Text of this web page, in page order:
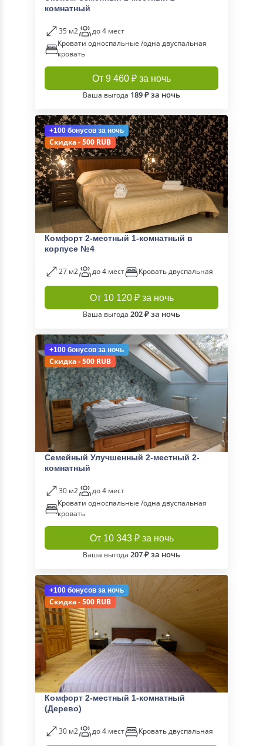
комнатный
35 м2
до 4 мест
Кровати односпальные /одна двуспальная
кровать
От 9 460 ₽ за ночь
Ваша выгода 189 ₽ за ночь
+100 бонусов за ночь
Скидка - 500 RUB
Комфорт 2-местный 1-комнатный в
корпусе №4
27 м2 до 4 мест Кровать двуспальная
От 10 120 ₽ за ночь
Ваша выгода 202 ₽ за ночь
+100 бонусов за ночь
Скидка - 500 RUB
Семейный Улучшенный 2-местный 2-
комнатный
30 м2
до 4 мест
Кровати односпальные /одна двуспальная
кровать
От 10 343 ₽ за ночь
Ваша выгода 207 ₽ за ночь
+100 бонусов за ночь
Скидка - 500 RUB
Комфорт 2-местный 1-комнатный
(Дерево)
30 м2 до 4 мест Кровать двуспальная